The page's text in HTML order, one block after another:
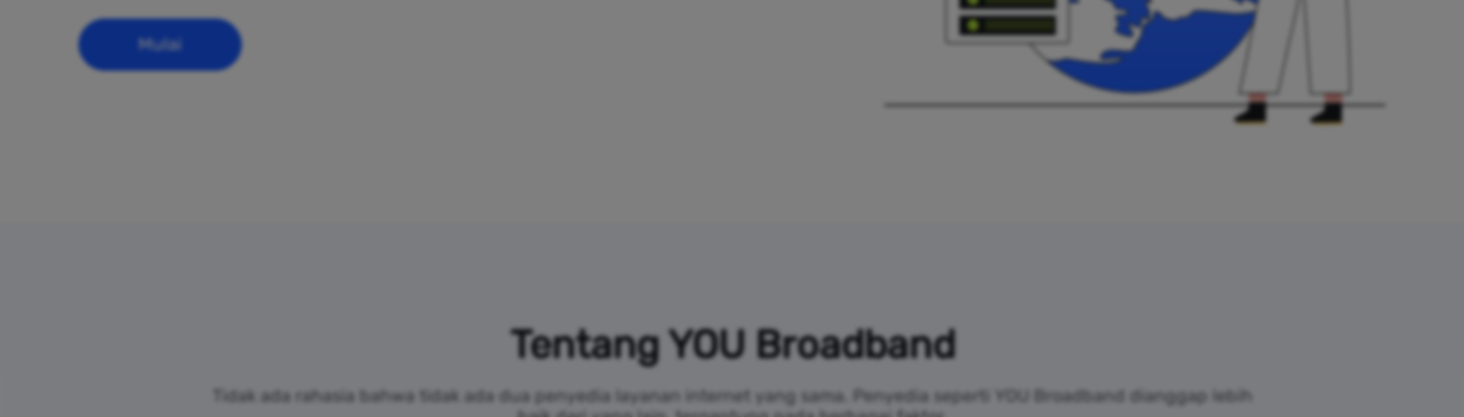
Mulai
Tentang YOU Broadband
Tidak ada rahasia bahwa tidak ada dua penyedia layanan internet yang sama. Penyedia seperti YOU Broadband dianggap lebih